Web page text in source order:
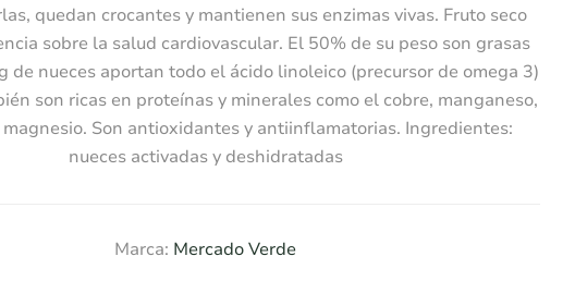
quedan crocantes y mantienen sus enzimas vivas. Fruto seco
sobre la salud cardiovascular. El 50% de su peso son grasas
de nueces aportan todo el ácido linoleico (precursor de omega 3)
son ricas en proteínas y minerales como el cobre, manganeso,
Son antioxidantes y antiinflamatorias. Ingredientes:
nueces activadas y deshidratadas
Marca: Mercado Verde